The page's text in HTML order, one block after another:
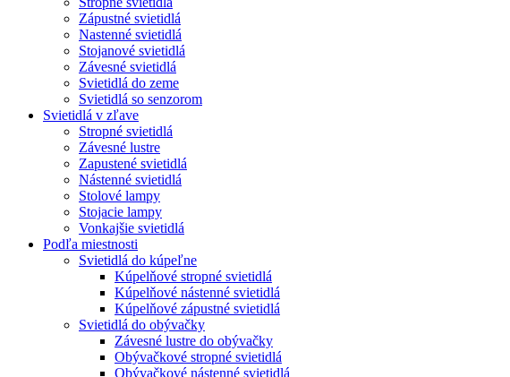
Zápustné svietidlá
Nastenné svietidlá
Stojanové svietidlá
Závesné svietidlá
Svietidlá do zeme
Svietidlá so senzorom
Svietidlá v zľave
Stropné svietidlá
Závesné lustre
Zapustené svietidlá
Nástenné svietidlá
Stolové lampy
Stojacie lampy
Vonkajšie svietidlá
Podľa miestnosti
Svietidlá do kúpeľne
Kúpelňové stropné svietidlá
Kúpelňové nástenné svietidlá
Kúpelňové zápustné svietidlá
Svietidlá do obývačky
Závesné lustre do obývačky
Obývačkové stropné svietidlá
Obývačkové nástenné svietidlá